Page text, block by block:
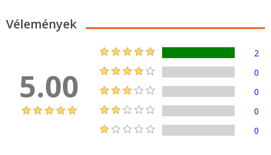
Vélemények
5.00
2
0
0
0
0